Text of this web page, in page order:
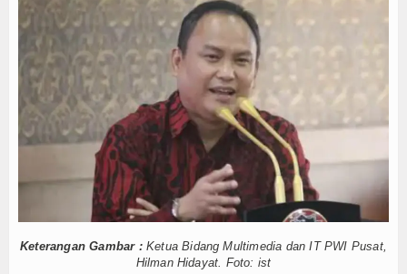
Hankam
Hukum
Internasional
Kelautan dan Perikanan
Kesehatan
Logistik
Kodaeral XII Bagikan Bendera
Gratis hingga Kawal Jenazah
Pulau 3T di Jawa Timur
Canggih KRI Golok-688
Disergap KRI Kerambit-627
Pemotongan Baja Pertama
Keren Banget!
Keterangan Gambar :Ketua Bidang Multimedia dan IT PWI Pusat,
Hilman Hidayat. Foto: ist